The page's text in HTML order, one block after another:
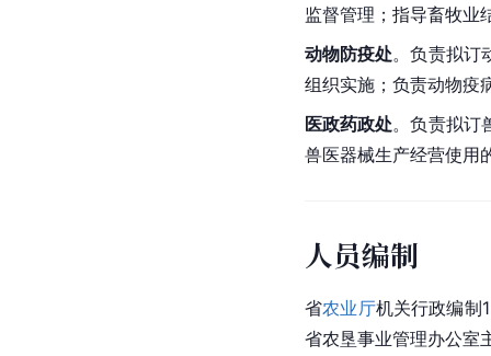
监督管理；指导畜牧业
动物防疫处。负责拟订
组织实施；负责动物疫
医政药政处。负责拟订
兽医器械生产经营使用
人员编制
省农业厅机关行政编制
省农垦事业管理办公室